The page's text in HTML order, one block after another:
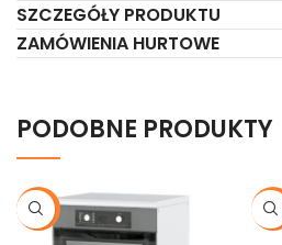
SZCZEGÓŁY PRODUKTU
ZAMÓWIENIA HURTOWE
PODOBNE PRODUKTY
-21% -21%